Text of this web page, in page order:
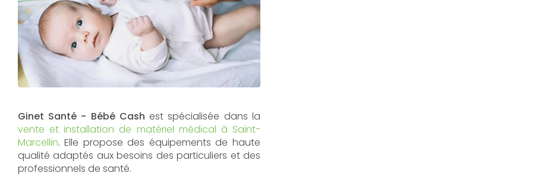
Ginet Santé - Bébé Cash est spécialisée dans la
vente et installation de matériel médical à Saint-
Marcellin. Elle propose des équipements de haute
qualité adaptés aux besoins des particuliers et des
professionnels de santé.